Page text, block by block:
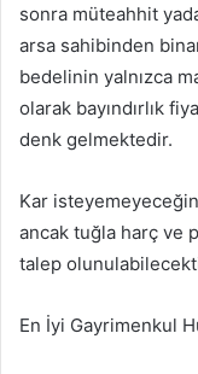
sonra müteahhit
arsa sahibinden
bedelinin yalnızca
olarak bayındırlık
denk gelmektedir.
Kar
ancak tuğla harç ve
talep
En İyi Gayrimenkul